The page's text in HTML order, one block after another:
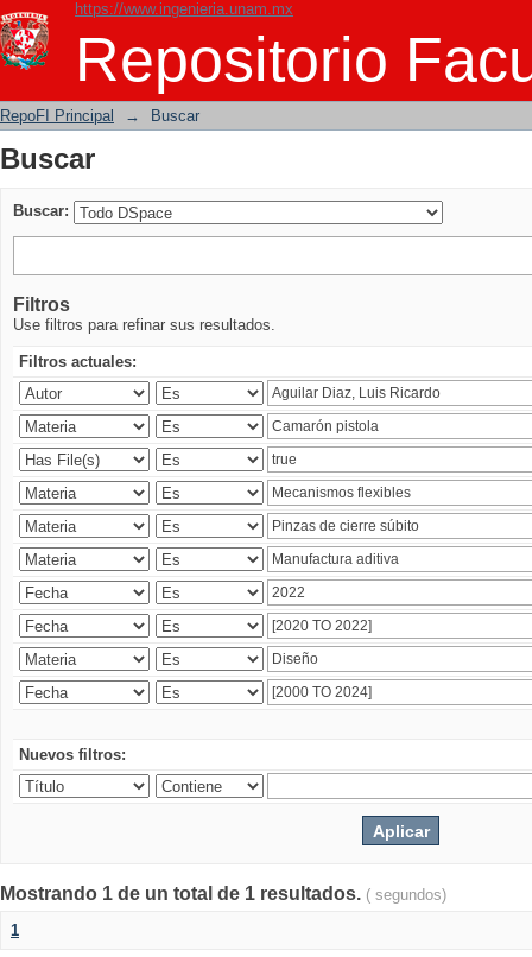
https://www.ingenieria.unam.mx
Repositorio
Buscar
RepoFI Principal → Buscar
Buscar
Buscar:
Filtros
Use filtros para refinar sus resultados.
Filtros actuales:
Nuevos filtros:
Mostrando 1 de un total de 1 resultados. ( segundos)
1